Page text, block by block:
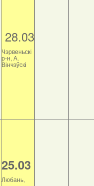
28.03
Чэрвеньскі
р-н, А.
Вінчэўскі
25.03
Любань,